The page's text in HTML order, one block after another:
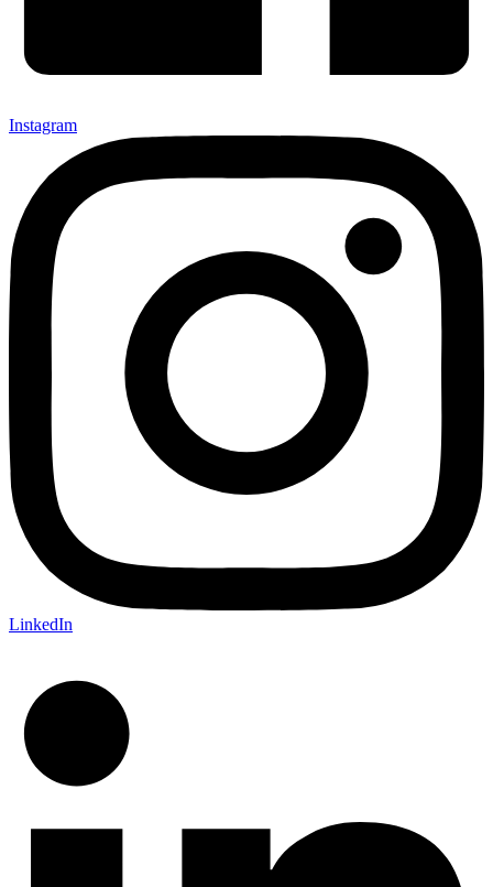
Instagram
LinkedIn